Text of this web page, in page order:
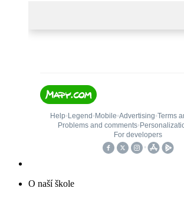
O naší škole